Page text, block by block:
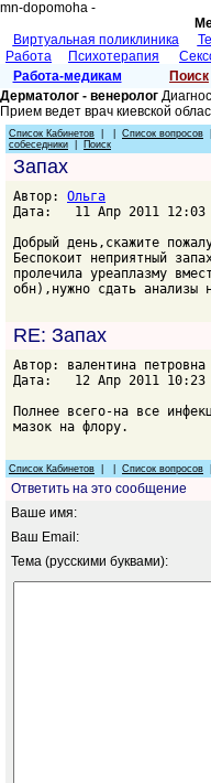
mn-dopomoha -
Виртуальная поликлиника
Работа
Психотерапия
Работа-медикам
Поиск
Дерматолог - венеролог
Прием ведет врач киевской
Список Кабинетов Список вопросов
собеседники
Поиск
Запах
Автор: Ольга
Дата: 11 Апр 2011 12:03
Добрый день,скажите
Беспокоит неприятный
пролечила уреаплазму
обн),нужно сдать анализы
RE: Запах
Автор: валентина петровна
Дата: 12 Апр 2011 10:23
Полнее всего-на все
мазок на флору.
Список Кабинетов
Список вопросов
Ответить на это сообщение
Ваше имя:
Ваш Email:
Тема (русскими буквами):